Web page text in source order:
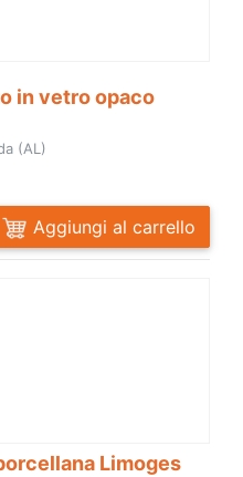
in vetro opaco
(AL)
Aggiungi al carrello
Limoges